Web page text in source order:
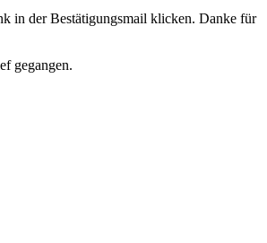
in der Bestätigungsmail klicken. Danke für
gegangen.